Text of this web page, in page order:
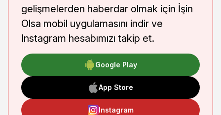
gelişmelerden haberdar olmak için İşin
Olsa mobil uygulamasını indir ve
Instagram hesabımızı takip et.
Google Play
App Store
Instagram